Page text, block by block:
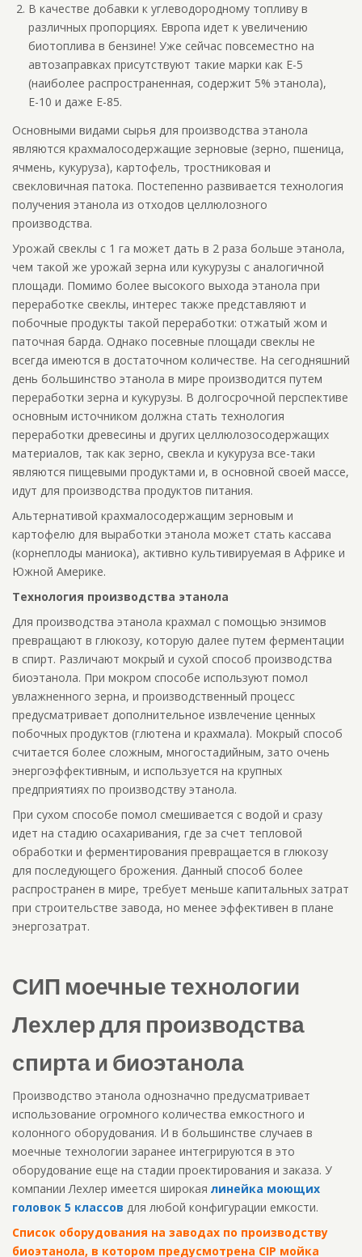
В качестве добавки к углеводородному топливу в
различных пропорциях. Европа идет к увеличению
биотоплива в бензине! Уже сейчас повсеместно на
автозаправках присутствуют такие марки как Е-5
(наиболее распространенная, содержит 5% этанола),
Е-10 и даже Е-85.
Основными видами сырья для производства этанола
являются крахмалосодержащие зерновые (зерно, пшеница,
ячмень, кукуруза), картофель, тростниковая и
свекловичная патока. Постепенно развивается технология
получения этанола из отходов целлюлозного
производства.
Урожай свеклы с 1 га может дать в 2 раза больше этанола,
чем такой же урожай зерна или кукурузы с аналогичной
площади. Помимо более высокого выхода этанола при
переработке свеклы, интерес также представляют и
побочные продукты такой переработки: отжатый жом и
паточная барда. Однако посевные площади свеклы не
всегда имеются в достаточном количестве. На сегодняшний
день большинство этанола в мире производится путем
переработки зерна и кукурузы. В долгосрочной перспективе
основным источником должна стать технология
переработки древесины и других целлюлозосодержащих
материалов, так как зерно, свекла и кукуруза все-таки
являются пищевыми продуктами и, в основной своей массе,
идут для производства продуктов питания.
Альтернативой крахмалосодержащим зерновым и
картофелю для выработки этанола может стать кассава
(корнеплоды маниока), активно культивируемая в Африке и
Южной Америке.
Технология производства этанола
Для производства этанола крахмал с помощью энзимов
превращают в глюкозу, которую далее путем ферментации
в спирт. Различают мокрый и сухой способ производства
биоэтанола. При мокром способе используют помол
увлажненного зерна, и производственный процесс
предусматривает дополнительное извлечение ценных
побочных продуктов (глютена и крахмала). Мокрый способ
считается более сложным, многостадийным, зато очень
энергоэффективным, и используется на крупных
предприятиях по производству этанола.
При сухом способе помол смешивается с водой и сразу
идет на стадию осахаривания, где за счет тепловой
обработки и ферментирования превращается в глюкозу
для последующего брожения. Данный способ более
распространен в мире, требует меньше капитальных затрат
при строительстве завода, но менее эффективен в плане
энергозатрат.
СИП моечные технологии
Лехлер для производства
спирта и биоэтанола
Производство этанола однозначно предусматривает
использование огромного количества емкостного и
колонного оборудования. И в большинстве случаев в
моечные технологии заранее интегрируются в это
оборудование еще на стадии проектирования и заказа. У
компании Лехлер имеется широкая линейка моющих
головок 5 классов для любой конфигурации емкости.
Список оборудования на заводах по производству
биоэтанола, в котором предусмотрена CIP мойка